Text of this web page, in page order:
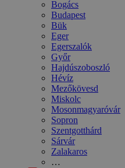
Bogács
Budapest
Bük
Eger
Egerszalók
Győr
Hajdúszoboszló
Hévíz
Mezőkövesd
Miskolc
Mosonmagyaróvár
Sopron
Szentgotthárd
Sárvár
Zalakaros
…